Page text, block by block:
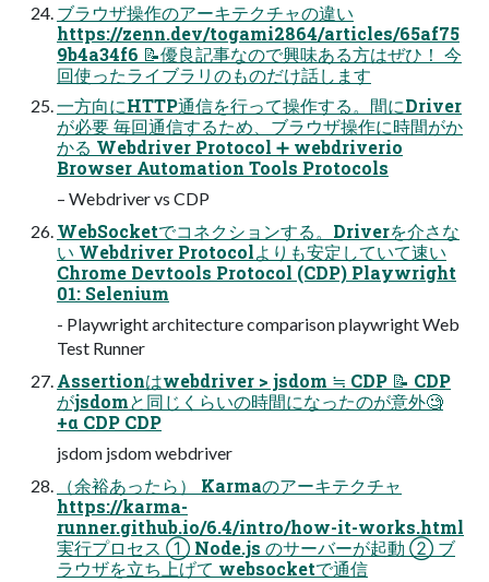
ブラウザ操作のアーキテクチャの違い
https://zenn.dev/togami2864/articles/65af75
9b4a34f6 📝優良記事なので興味ある方はぜひ！ 今
回使ったライブラリのものだけ話します
一方向にHTTP通信を行って操作する。間にDriver
が必要 毎回通信するため、ブラウザ操作に時間がか
かる Webdriver Protocol ➕ webdriverio
Browser Automation Tools Protocols
– Webdriver vs CDP
WebSocketでコネクションする。Driverを介さな
い Webdriver Protocolよりも安定していて速い
Chrome Devtools Protocol (CDP) Playwright
01: Selenium
- Playwright architecture comparison playwright Web
Test Runner
Assertionはwebdriver > jsdom ≒ CDP 📝 CDP
がjsdomと同じくらいの時間になったのが意外🧐
+α CDP CDP
jsdom jsdom webdriver
（余裕あったら） Karmaのアーキテクチャ
https://karma-
runner.github.io/6.4/intro/how-it-works.html
実行プロセス ① Node.js のサーバーが起動 ② ブ
ラウザを立ち上げて websocketで通信